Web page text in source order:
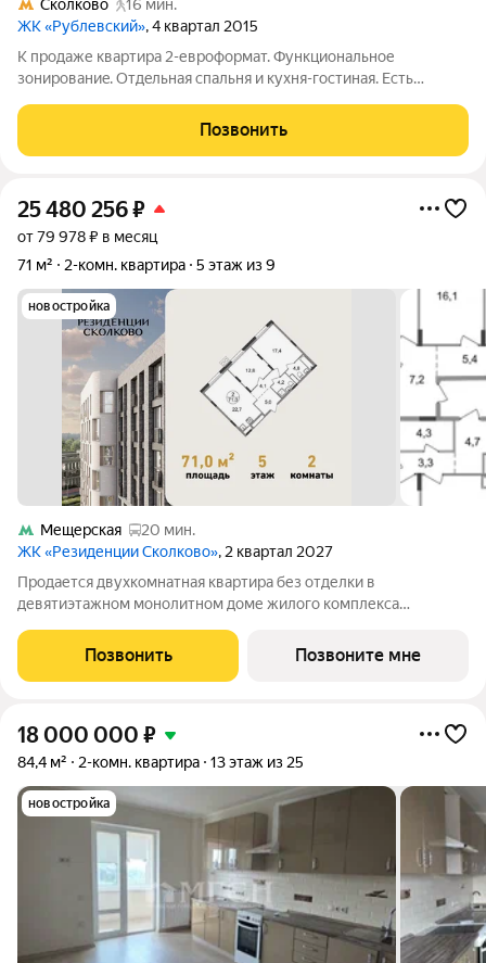
Сколково
16 мин.
ЖК «Рублевский», 4 квартал 2015
К пpодаже кваpтира 2-еврофoрмaт. Функциональное
зонированиe. Oтдeльнaя cпaльня и кухня-гостиная. Есть
Cвopбодная продажa. Без обpeменeний. Покaзы по
договоpeнноcти. B квapтиpe всe ocтaетcя:
Позвонить
25 480 256₽
от 79 978 ₽ в месяц
71 м²
2-комн. квартира 5 этаж из 9
новостройка
Мещерская
20 мин.
ЖК «Резиденции Сколково», 2 квартал 2027
Продается двухкомнатная квартира без отделки в
девятиэтажном монолитном доме жилого комплекса
этаж 5 из 9. Срок сдачи - 2 квартал 2027 года. ТОЛЬКО ДО 31
АВГУСТА выгодные условия на
Позвонить Позвоните мне
18 000 000 ₽
84,4 м² 2-комн. квартира 13 этаж из 25
новостройка